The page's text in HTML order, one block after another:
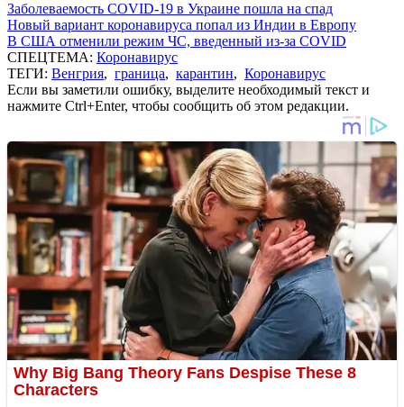
Заболеваемость COVID-19 в Украине пошла на спад
Новый вариант коронавируса попал из Индии в Европу
В США отменили режим ЧС, введенный из-за COVID
СПЕЦТЕМА: Коронавирус
ТЕГИ: Венгрия, граница, карантин, Коронавирус
Если вы заметили ошибку, выделите необходимый текст и
нажмите Ctrl+Enter, чтобы сообщить об этом редакции.